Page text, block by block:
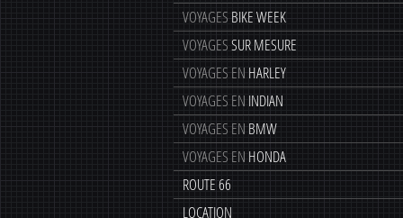
VOYAGESBIKE WEEK
VOYAGESSUR MESURE
VOYAGES ENHARLEY
VOYAGES EN INDIAN
VOYAGES ENBMW
VOYAGES EN HONDA
ROUTE 66
LOCATION